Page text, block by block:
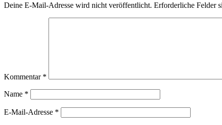
Deine E-Mail-Adresse wird nicht veröffentlicht. Erforderliche Felder
Kommentar *
Name *
E-Mail-Adresse *